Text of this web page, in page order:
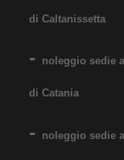
pedane
di Caltanissetta
noleggio sedie
di Catania
noleggio sedie